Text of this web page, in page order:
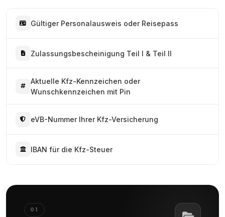
Gültiger Personalausweis oder Reisepass
Zulassungsbescheinigung Teil I & Teil II
Aktuelle Kfz-Kennzeichen oder
Wunschkennzeichen mit Pin
eVB-Nummer Ihrer Kfz-Versicherung
IBAN für die Kfz-Steuer
01